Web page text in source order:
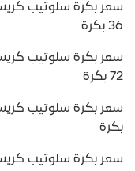
36 بكرة
72 بكرة
بكرة